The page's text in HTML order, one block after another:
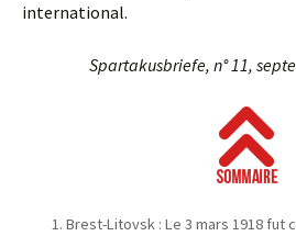
international.
Spartakusbriefe, n° 11,
Brest-Litovsk : Le 3 mars 1918 fut